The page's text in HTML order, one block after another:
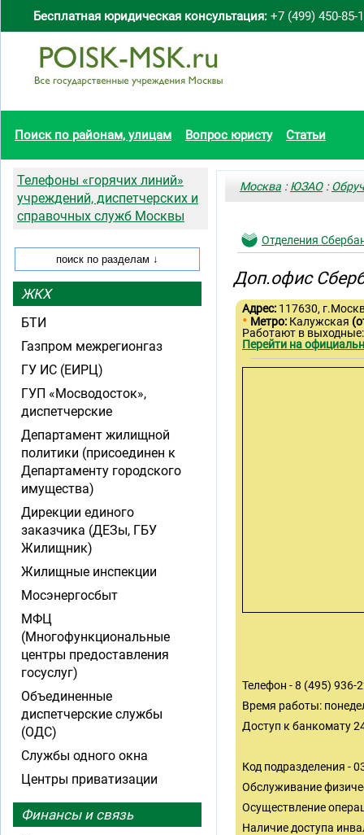
Бесплатная юридическая консультация: +7 (499) 450-85-
Поиск по районам, улицам Вопрос юристу Статьи
Москва :ЮЗАО:
Отделения
Доп.офис
Адрес: 117630,
• Метро: Калужская
Работают в
Перейти на
Телефон - 8 (495) 936-
Время работы:
Доступ к банкомату
Код подразделения -
Обслуживание
Осуществление
Наличие доступа
Телефоны «горячих линий»
учреждений, диспетчерских и
справочных служб Москвы
ЖКХ
БТИ
Газпром межрегионгаз
ГУ ИС (ЕИРЦ)
ГУП «Мосводосток»,
диспетчерские
Департамент жилищной
политики (присоединен к
Департаменту городского
имущества)
Дирекции единого
заказчика (ДЕЗы, ГБУ
Жилищник)
Жилищные инспекции
Мосэнергосбыт
МФЦ
(Многофункциональные
центры предоставления
госуслуг)
Объединенные
диспетчерские службы
(ОДС)
Службы одного окна
Центры приватизации
Финансы и связь